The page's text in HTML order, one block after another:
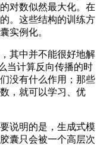
对数似然最大化。在
。这些结构的训练方
实例化。
其中并不能很好地解
当计算反向传播的时
没有什么作用；那些
，就可以学习、优
说明的是，生成式模
囊只会被一个高层次